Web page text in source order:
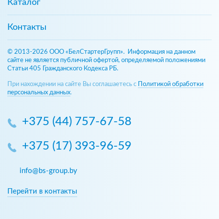
Каталог
Контакты
© 2013-2026 ООО «БелСтартерГрупп». Информация на данном
сайте не является публичной офертой, определяемой положениями
Статьи 405 Гражданского Кодекса РБ.
При нахождении на сайте Вы соглашаетесь с
Политикой обработки
персональных данных.
+375 (44) 757-67-58
+375 (17) 393-96-59
info@bs-group.by
Перейти в контакты